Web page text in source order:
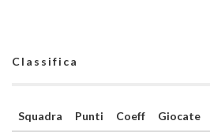
Classifica
Squadra Punti Coeff Giocate